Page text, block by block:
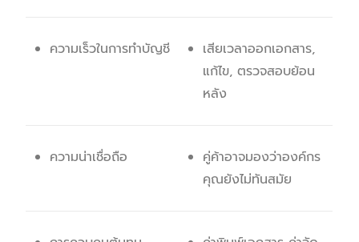
ความเร็วในการทำบัญชี
เสียเวลาออกเอกสาร,
แก้ไข, ตรวจสอบย้อน
หลัง
ความน่าเชื่อถือ
คู่ค้าอาจมองว่าองค์กร
คุณยังไม่ทันสมัย